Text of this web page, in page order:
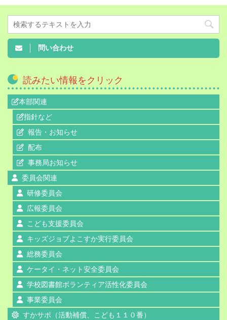
問い合わせ
読みたい情報をクリック
本部関連
指針など
報告・お知らせ
配布
事務局お知らせ
委員会関連
研修委員会
広報委員会
こども支援委員会
キッズジョブよこすか実行委員会
総務委員会
ケータイ・ネット安全委員会
学校図書館ボランティア活性化委員会
事業委員会
すかサポ（活動補償、こども１１０番）